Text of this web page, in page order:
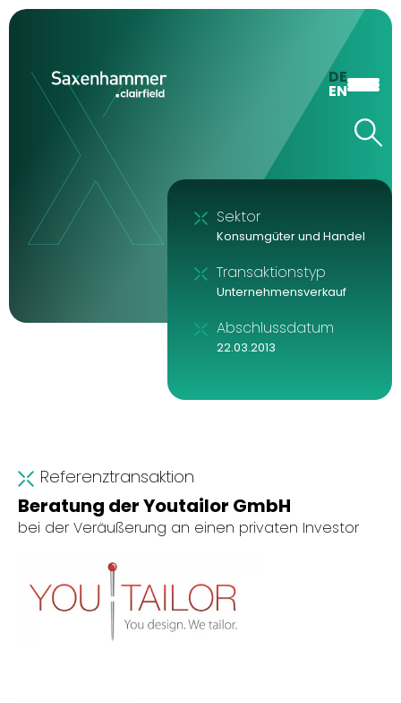
DE
EN
Referenztransaktion
Beratung der Youtailor GmbH
bei der Veräußerung an einen privaten Investor
Sektor
Konsumgüter und Handel
Transaktionstyp
Unternehmensverkauf
Abschlussdatum
22.03.2013